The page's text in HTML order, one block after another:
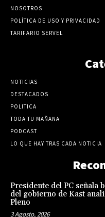
NOSOTROS
POLÍTICA DE USO Y PRIVACIDAD
TARIFARIO SERVEL
NOTICIAS
DESTACADOS
POLITICA
TODA TU MAÑANA
PODCAST
LO QUE HAY TRAS CADA NOTICIA
Presidente del PC señala
del gobierno de Kast
Pleno
3 Agosto, 2026